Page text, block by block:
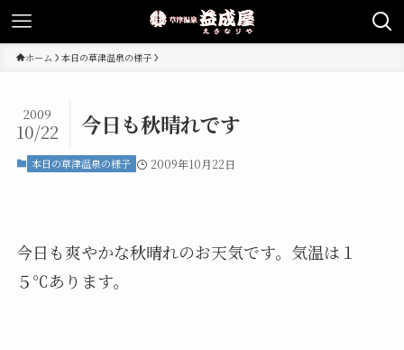
ホーム 本日の草津温泉の様子
今日も秋晴れです
2009
10/22
本日の草津温泉の様子 2009年10月22日
今日も爽やかな秋晴れのお天気です。気温は１
５℃あります。